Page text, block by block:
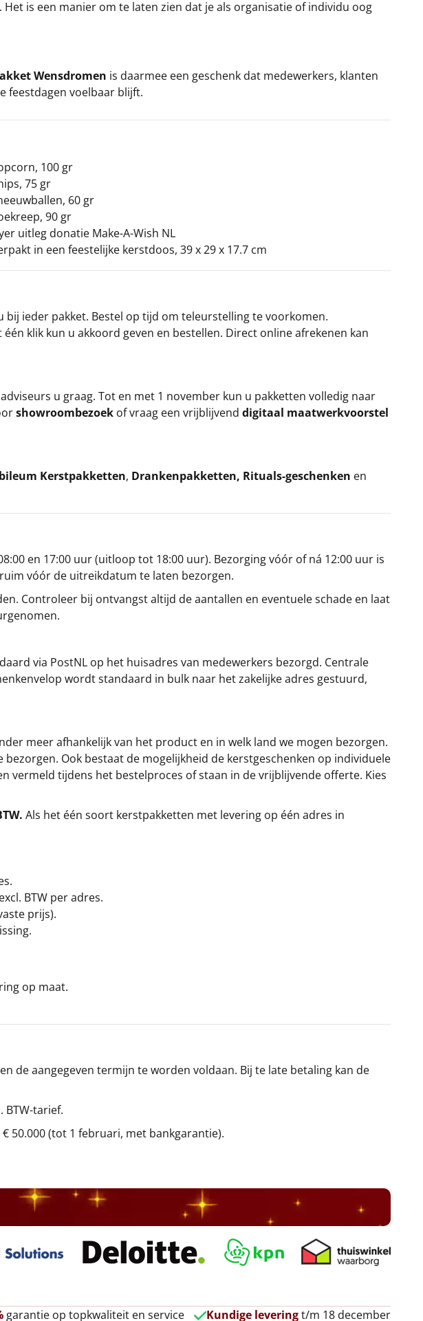
is een manier om te laten zien dat je als organisatie of individu oog
Wensdromen is daarmee een geschenk dat medewerkers, klanten
feestdagen voelbaar blijft.
100 gr
75 gr
60 gr
90 gr
uitleg donatie Make-A-Wish NL
in een feestelijke kerstdoos, 39 x 29 x 17.7 cm
ieder pakket. Bestel op tijd om teleurstelling te voorkomen.
klik kun u akkoord geven en bestellen. Direct online afrekenen kan
u graag. Tot en met 1 november kun u pakketten volledig naar
showroombezoek of vraag een vrijblijvend digitaal maatwerkvoorstel
Kerstpakketten, Drankenpakketten, Rituals-geschenken en
en 17:00 uur (uitloop tot 18:00 uur). Bezorging vóór of ná 12:00 uur is
vóór de uitreikdatum te laten bezorgen.
Controleer bij ontvangst altijd de aantallen en eventuele schade en laat
via PostNL op het huisadres van medewerkers bezorgd. Centrale
wordt standaard in bulk naar het zakelijke adres gestuurd,
meer afhankelijk van het product en in welk land we mogen bezorgen.
Ook bestaat de mogelijkheid de kerstgeschenken op individuele
vermeld tijdens het bestelproces of staan in de vrijblijvende offerte. Kies
Als het één soort kerstpakketten met levering op één adres in
BTW per adres.
prijs).
op maat.
de aangegeven termijn te worden voldaan. Bij te late betaling kan de
BTW-tarief.
50.000 (tot 1 februari, met bankgarantie).
garantie op topkwaliteit en service Kundige leveringt/m 18 december